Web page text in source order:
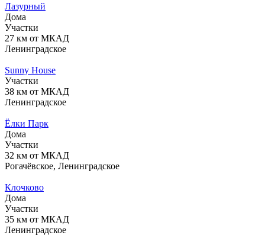
Лазурный
Дома
Участки
27 км от МКАД
Ленинградское
Sunny House
Участки
38 км от МКАД
Ленинградское
Ёлки Парк
Дома
Участки
32 км от МКАД
Рогачёвское, Ленинградское
Клочково
Дома
Участки
35 км от МКАД
Ленинградское